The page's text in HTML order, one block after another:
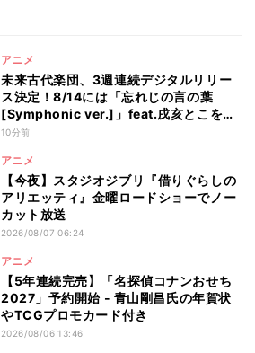
アニメ
未来古代楽団、3週連続デジタルリリー
ス決定！8/14には「忘れじの言の葉
[Symphonic ver.]」feat.戌亥とこを配
信
10分前
アニメ
【今夜】スタジオジブリ『借りぐらしの
アリエッティ』金曜ロードショーでノー
カット放送
2026/08/07 06:24
アニメ
【5年連続完売】「名探偵コナンおせち
2027」予約開始 - 青山剛昌氏の年賀状
やTCGプロモカード付き
2026/08/06 13:46